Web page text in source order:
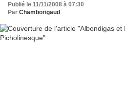
Publié le 11/11/2008 à 07:30
Par Chamborigaud